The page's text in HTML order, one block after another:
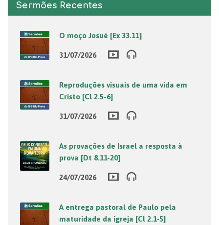
Sermões Recentes
O moço Josué [Ex 33.11]
31/07/2026
Reproduções visuais de uma vida em
Cristo [Cl 2.5-6]
31/07/2026
As provações de Israel a resposta à
prova [Dt 8.11-20]
24/07/2026
A entrega pastoral de Paulo pela
maturidade da igreja [Cl 2.1-5]